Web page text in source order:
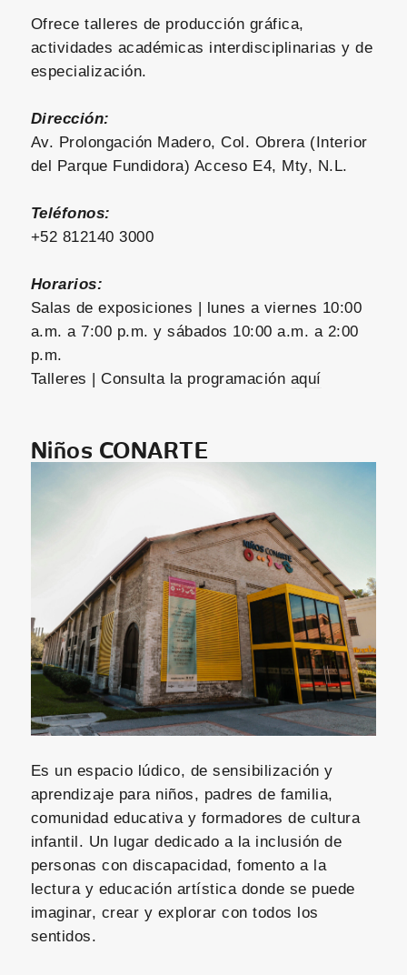
Ofrece talleres de producción gráfica,
actividades académicas interdisciplinarias y de
especialización.
Dirección:
Av. Prolongación Madero, Col. Obrera (Interior
del Parque Fundidora) Acceso E4, Mty, N.L.
Teléfonos:
+52 812140 3000
Horarios:
Salas de exposiciones | lunes a viernes 10:00
a.m. a 7:00 p.m. y sábados 10:00 a.m. a 2:00
p.m.
Talleres | Consulta la programación aquí
Niños CONARTE
Es un espacio lúdico, de sensibilización y
aprendizaje para niños, padres de familia,
comunidad educativa y formadores de cultura
infantil. Un lugar dedicado a la inclusión de
personas con discapacidad, fomento a la
lectura y educación artística donde se puede
imaginar, crear y explorar con todos los
sentidos.